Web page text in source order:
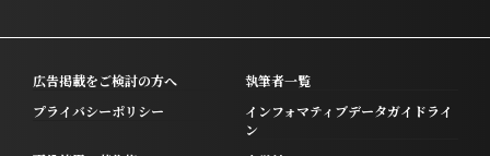
広告掲載をご検討の方へ
執筆者一覧
プライバシーポリシー
インフォマティブデータガイドライ
ン